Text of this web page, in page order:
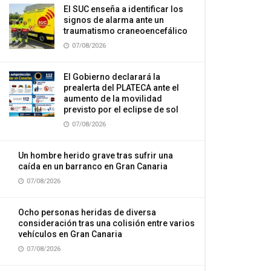
El SUC enseña a identificar los
signos de alarma ante un
traumatismo craneoencefálico
07/08/2026
El Gobierno declarará la
prealerta del PLATECA ante el
aumento de la movilidad
previsto por el eclipse de sol
07/08/2026
Un hombre herido grave tras sufrir una
caída en un barranco en Gran Canaria
07/08/2026
Ocho personas heridas de diversa
consideración tras una colisión entre varios
vehículos en Gran Canaria
07/08/2026